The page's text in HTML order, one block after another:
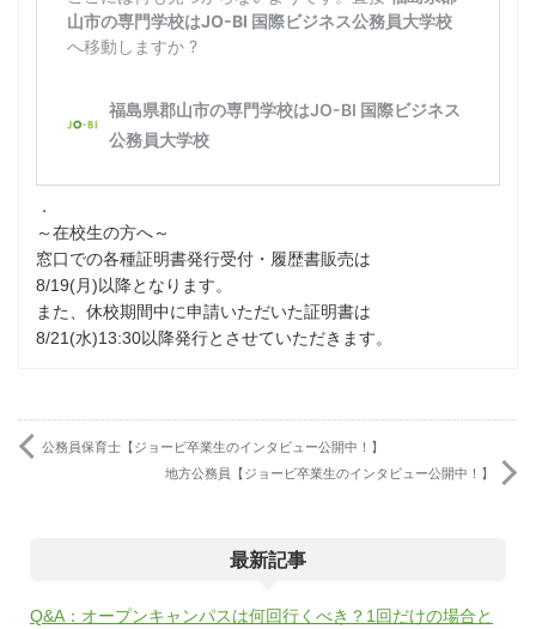
．
～在校生の方へ～
窓口での各種証明書発行受付・履歴書販売は
8/19(月)以降となります。
また、休校期間中に申請いただいた証明書は
8/21(水)13:30以降発行とさせていただきます。
公務員保育士【ジョービ卒業生のインタビュー公開中！】
地方公務員【ジョービ卒業生のインタビュー公開中！】
最新記事
Q&A：オープンキャンパスは何回行くべき？1回だけの場合と